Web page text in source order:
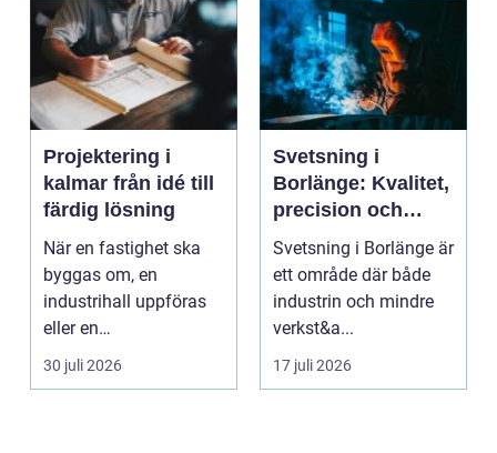
Projektering i
kalmar från idé till
färdig lösning
När en fastighet ska
byggas om, en
industrihall uppföras
eller en
lantbruksanläggning
moderniseras ä...
30 juli 2026
Svetsning i
Borlänge: Kvalitet,
precision och
hållbara
konstruktioner
Svetsning i Borlänge är
ett område där både
industrin och mindre
verkst&a...
17 juli 2026